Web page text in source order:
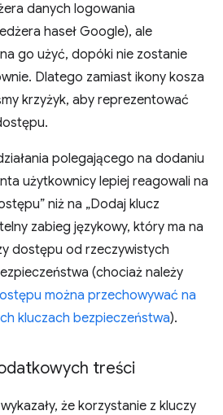
danych logowania
haseł Google), ale
go użyć, dopóki nie zostanie
Dlatego zamiast ikony kosza
krzyżyk, aby reprezentować
polegającego na dodaniu
użytkownicy lepiej reagowali na
niż na „Dodaj klucz
zabieg językowy, który ma na
dostępu od rzeczywistych
(chociaż należy
można przechowywać na
kluczach bezpieczeństwa).
treści
że korzystanie z kluczy